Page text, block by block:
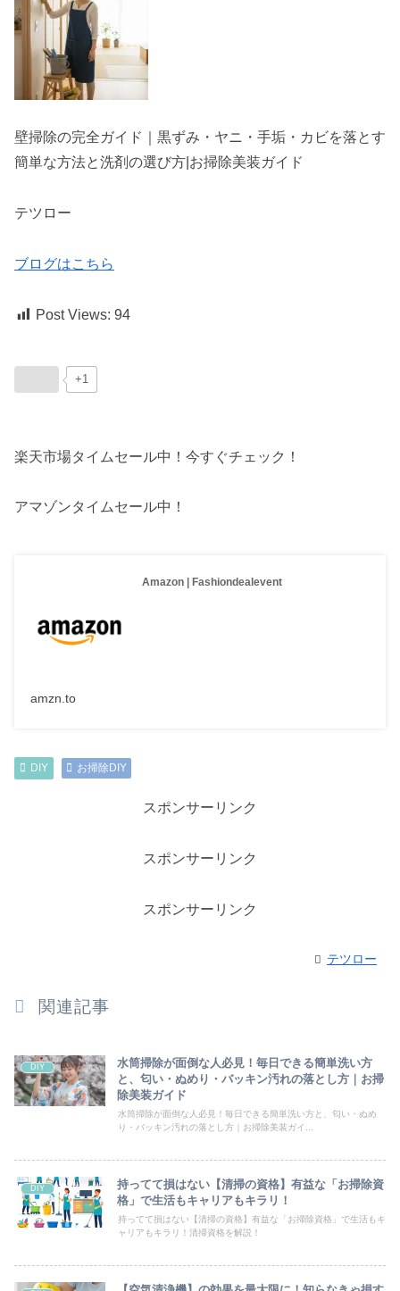
壁掃除の完全ガイド｜黒ずみ・ヤニ・手垢・カビを落とす
簡単な方法と洗剤の選び方|お掃除美装ガイド
テツロー
ブログはこちら
Post Views: 94
+1
楽天市場タイムセール中！今すぐチェック！
アマゾンタイムセール中！
Amazon | Fashiondealevent
amzn.to
DIY お掃除DIY
スポンサーリンク
スポンサーリンク
スポンサーリンク
テツロー
関連記事
DIY
水筒掃除が面倒な人必見！毎日できる簡単洗い方
と、匂い・ぬめり・バッキン汚れの落とし方｜お掃
除美装ガイド
水筒掃除が面倒な人必見！毎日できる簡単洗い方と、匂い・ぬめ
り・バッキン汚れの落とし方｜お掃除美装ガイ...
DIY
持ってて損はない【清掃の資格】有益な「お掃除資
格」で生活もキャリアもキラリ！
持ってて損はない【清掃の資格】有益な「お掃除資格」で生活もキ
ャリアもキラリ！清掃資格を解説！